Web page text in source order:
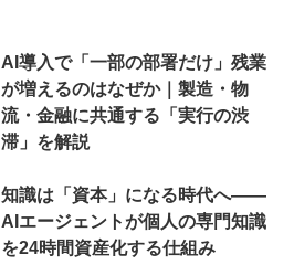
AI導入で「一部の部署だけ」残業
が増えるのはなぜか｜製造・物
流・金融に共通する「実行の渋
滞」を解説
知識は「資本」になる時代へ——
AIエージェントが個人の専門知識
を24時間資産化する仕組み